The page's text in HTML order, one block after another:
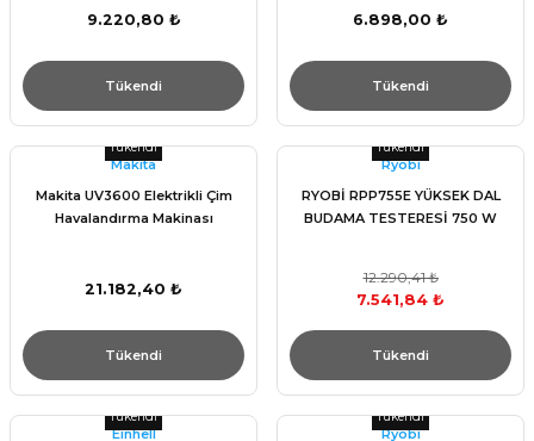
9.220,80 ₺
Tükendi
6.898,00 ₺
Tükendi
Tükendi
Makita
Makita UV3600 Elektrikli Çim
Havalandırma Makinası
21.182,40 ₺
Tükendi
Tükendi
Ryobi
RYOBİ RPP755E YÜKSEK DAL
BUDAMA TESTERESİ 750 W
12.290,41 ₺
7.541,84 ₺
Tükendi
Tükendi
Einhell
Tükendi
Ryobi